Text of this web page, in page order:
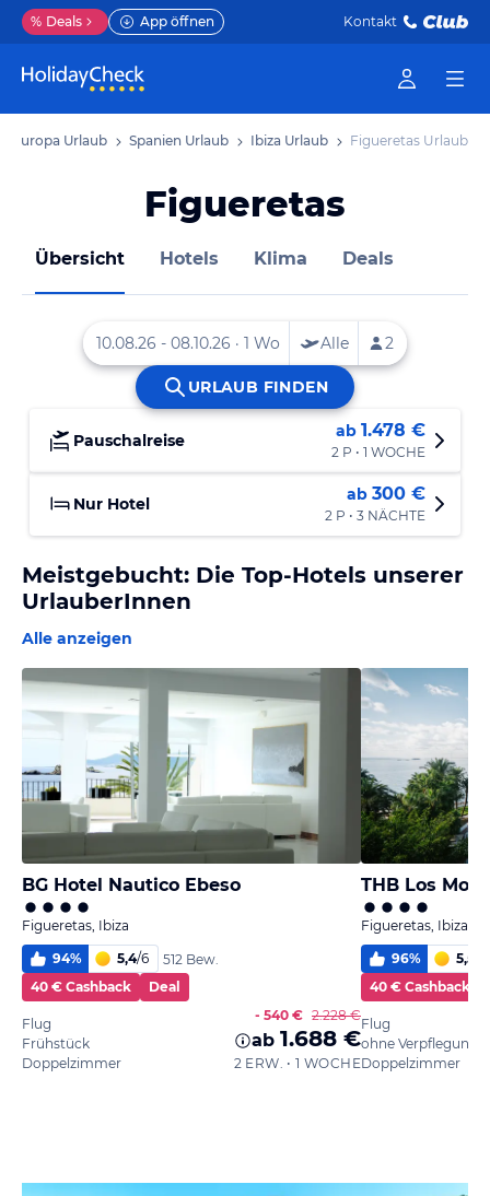
% Deals App öffnen Kontakt
Europa Urlaub Spanien Urlaub Ibiza Urlaub Figueretas Urlaub
Figueretas
Übersicht Hotels Klima Deals
Pauschalreise ab 1.478 €
2 P • 1 WOCHE
Nur Hotel ab 300 €
2 P • 3 NÄCHTE
Meistgebucht: Die Top-Hotels unserer
UrlauberInnen
Alle anzeigen
BG Hotel Nautico Ebeso
Figueretas, Ibiza
94% 5,4/6
512 Bew.
40 € Cashback
Deal
Flug
Frühstück
Doppelzimmer
- 540 € 2.228 €
ab 1.688 €
2 ERW. • 1 WOCHE
THB Los
Figueretas, Ibiza
96% 5,5
40 € Cashback
Flug
ohne Verpflegung
Doppelzimmer